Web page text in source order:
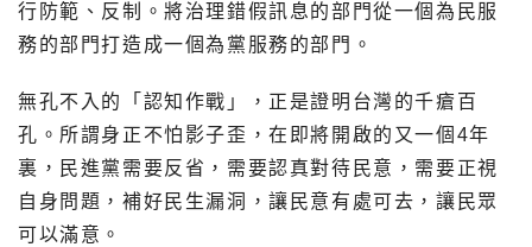
行防範、反制。將治理錯假訊息的部門從一個為民服
務的部門打造成一個為黨服務的部門。
無孔不入的「認知作戰」，正是證明台灣的千瘡百
孔。所謂身正不怕影子歪，在即將開啟的又一個4年
裏，民進黨需要反省，需要認真對待民意，需要正視
自身問題，補好民生漏洞，讓民意有處可去，讓民眾
可以滿意。